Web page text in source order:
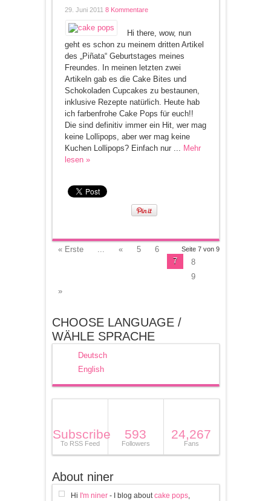
29. Juni 2011 8 Kommentare
Hi there, wow, nun
geht es schon zu meinem dritten Artikel
des „Piñata“ Geburtstages meines
Freundes. In meinen letzten zwei
Artikeln gab es die Cake Bites und
Schokoladen Cupcakes zu bestaunen,
inklusive Rezepte natürlich. Heute hab
ich farbenfrohe Cake Pops für euch!!
Die sind definitiv immer ein Hit, wer mag
keine Lollipops, aber wer mag keine
Kuchen Lollipops? Einfach nur ... Mehr
lesen »
Seite 7 von 9
« Erste ... « 5
6
7
8
9
»
CHOOSE LANGUAGE /
WÄHLE SPRACHE
Deutsch
English
Subscribe
To RSS Feed
593
Followers
24,267
Fans
About niner
Hi I'm niner- I blog aboutcake pops,